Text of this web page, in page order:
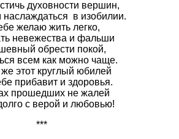
духовности вершин,
наслаждаться в изобилии.
желаю жить легко,
невежества и фальши
обрести покой,
всем как можно чаще.
же этот круглый юбилей
прибавит и здоровья.
прошедших не жалей
с верой и любовью!
***